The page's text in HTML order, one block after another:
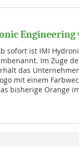
sofort ist IMI
Im Zuge
das
mit einem
bisherige Orange